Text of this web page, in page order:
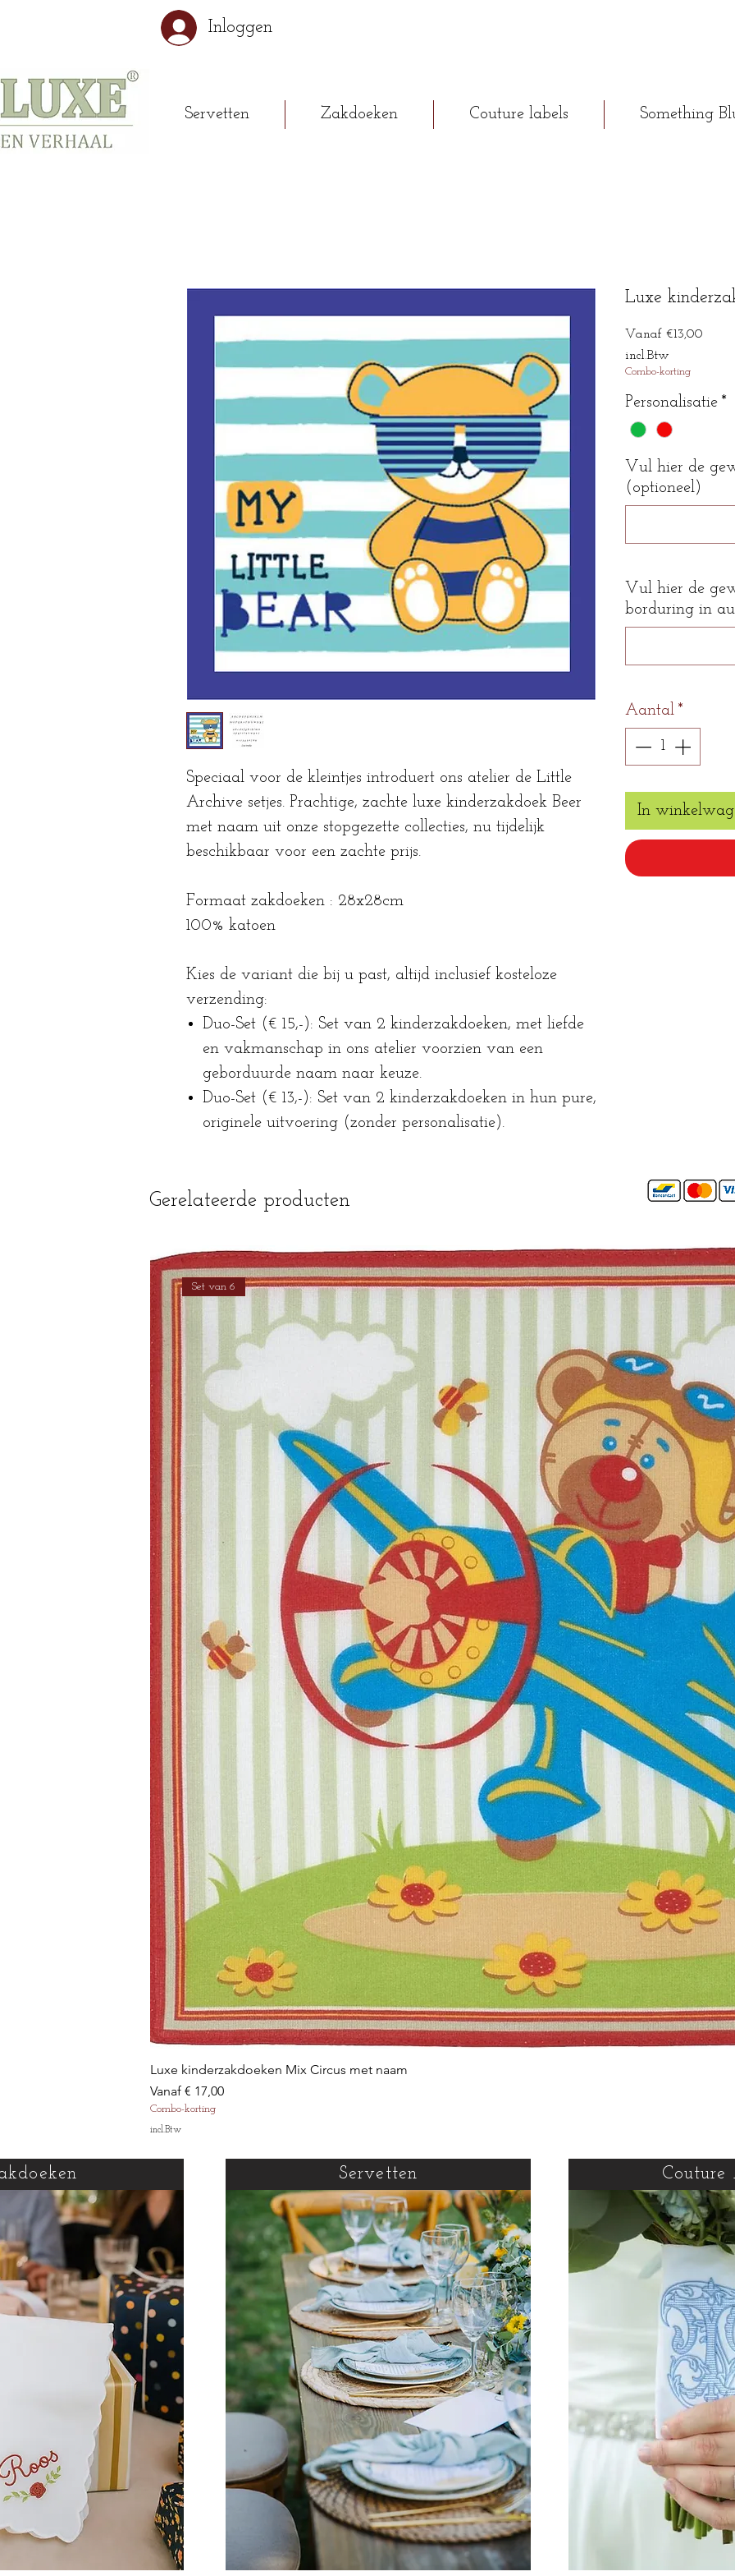
Inloggen
Servetten Zakdoeken Couture labels Something
Speciaal voor de kleintjes introduert ons atelier de Little
Archive setjes. Prachtige, zachte luxe kinderzakdoek Beer
met naam uit onze stopgezette collecties, nu tijdelijk
beschikbaar voor een zachte prijs.
Formaat zakdoeken : 28x28cm
100% katoen
Kies de variant die bij u past, altijd inclusief kosteloze
verzending:
Duo-Set (€ 15,-): Set van 2 kinderzakdoeken, met liefde
en vakmanschap in ons atelier voorzien van een
geborduurde naam naar keuze.
Duo-Set (€ 13,-): Set van 2 kinderzakdoeken in hun pure,
originele uitvoering (zonder personalisatie).
Luxe
Vanaf €13,00
incl.Btw
Combo-korting
Personalisatie *
Vul hier de
(optioneel)
Vul hier de
borduring in
Aantal *
In
Gerelateerde producten
Set van 6
Luxe kinderzakdoeken Mix Circus met naam
Vanaf € 17,00
Verkoopprijs
Combo-korting
incl.Btw
Servetten Couture